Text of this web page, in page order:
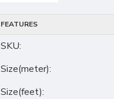
FEATURES
SKU:
Size(meter):
Size(feet):